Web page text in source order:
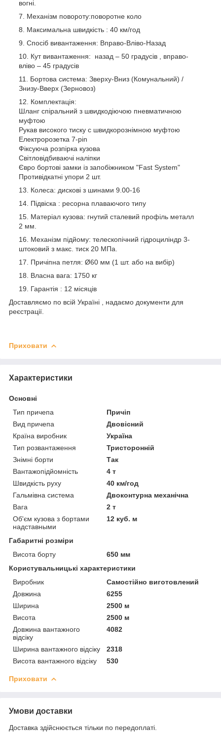
вогні.
Механізм повороту:поворотне коло
Максимальна швидкість : 40 км/год
Спосіб вивантаження: Вправо-Вліво-Назад
Кут вивантаження: назад – 50 градусів , вправо-
вліво – 45 градусів
Бортова система: Зверху-Вниз (Комунальний) /
Знизу-Вверх (Зерновоз)
Комплектація:
Шланг спіральний з швидкодіючою пневматичною
муфтою
Рукав високого тиску с швидкорознімною муфтою
Електророзетка 7-pin
Фіксуюча розпірка кузова
Світловідбиваючі наліпки
Євро бортові замки із запобіжником "Fast System"
Противідкатні упори 2 шт.
Колеса: дискові з шинами 9.00-16
Підвіска : ресорна плаваючого типу
Матеріал кузова: гнутий сталевий профіль металл
2 мм.
Механізм підйому: телескопічний гідроциліндр 3-
штоковий з макс. тиск 20 МПа.
Причіпна петля: Ø60 мм (1 шт. або на вибір)
Власна вага: 1750 кг
Гарантія : 12 місяців
Доставляємо по всій Україні , надаємо документи для
реєстрації.
Приховати
Характеристики
Основні
Тип причепа
Причіп
Вид причепа
Двовісний
Країна виробник
Україна
Тип розвантаження
Тристоронній
Знімні борти
Так
Вантажопідйомність
4 т
Швидкість руху
40 км/год
Гальмівна система
Двоконтурна механічна
Вага
2 т
Об'єм кузова з бортами
надставными
12 куб. м
Габаритні розміри
Висота борту
650 мм
Користувальницькі характеристики
Виробник
Самостійно виготовлений
Довжина
6255
Ширина
2500 м
Висота
2500 м
Довжина вантажного
відсіку
4082
Ширина вантажного відсіку
2318
Висота вантажного відсіку
530
Приховати
Умови доставки
Доставка здійснюється тільки по передоплаті.